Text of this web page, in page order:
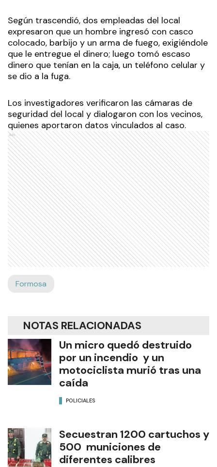
Según trascendió, dos empleadas del local
expresaron que un hombre ingresó con casco
colocado, barbijo y un arma de fuego, exigiéndole
que le entregue el dinero; luego tomó escaso
dinero que tenían en la caja, un teléfono celular y
se dio a la fuga.
Los investigadores verificaron las cámaras de
seguridad del local y dialogaron con los vecinos,
quienes aportaron datos vinculados al caso.
Ads
Formosa
NOTAS RELACIONADAS
Un micro quedó destruido
por un incendio y un
motociclista murió tras una
caída
POLICIALES
Secuestran 1200 cartuchos y
500 municiones de
diferentes calibres